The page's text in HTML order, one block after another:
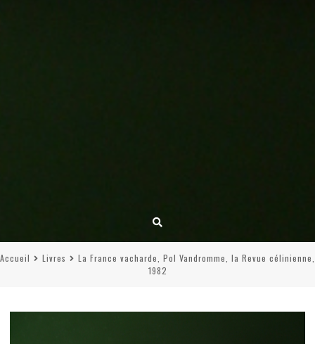
Accueil Livres
La France vacharde, Pol Vandromme, la Revue célinienne,
1982